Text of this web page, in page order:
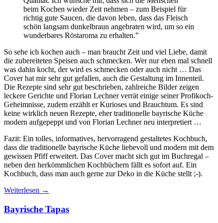
beim Kochen wieder Zeit nehmen – zum Beispiel für
richtig gute Saucen, die davon leben, dass das Fleisch
schön langsam dunkelbraun angebraten wird, um so ein
wunderbares Röstaroma zu erhalten.”
So sehe ich kochen auch – man braucht Zeit und viel Liebe, damit
die zubereiteten Speisen auch schmecken. Wer nur eben mal schnell
was dahin kocht, der wird es schmecken oder auch nicht … Das
Cover hat mir sehr gut gefallen, auch die Gestaltung im Innenteil.
Die Rezepte sind sehr gut beschrieben, zahlreiche Bilder zeigen
leckere Gerichte und Florian Lechner verrät einige seiner Profikoch-
Geheimnisse, zudem erzählt er Kurioses und Brauchtum. Es sind
keine wirklich neuen Rezepte, eher traditionelle bayrische Küche
modern aufgepeppt und von Florian Lechner neu interpretiert …
Fazit: Ein tolles, informatives, hervorragend gestaltetes Kochbuch,
dass die traditionelle bayrische Küche liebevoll und modern mit dem
gewissen Pfiff erweitert. Das Cover macht sich gut im Buchregal –
neben den herkömmlichen Kochbüchern fällt es sofort auf. Ein
Kochbuch, dass man auch gerne zur Deko in die Küche stellt ;-).
Weiterlesen →
Bayrische Tapas